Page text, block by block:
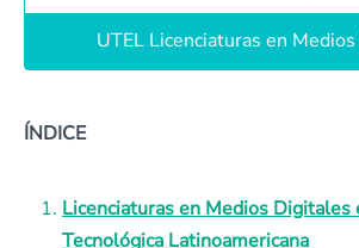
UTEL Licenciaturas en
ÍNDICE
Licenciaturas en Medios Digitales
Tecnológica Latinoamericana